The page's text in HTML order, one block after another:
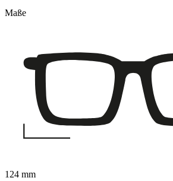
Maße
124 mm